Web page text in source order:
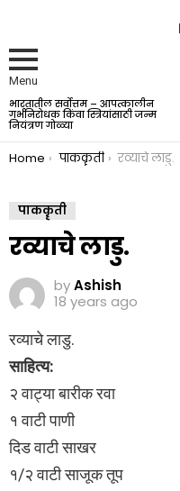
Menu
LATEST
STORIES
भारतातील सर्वोत्तम – आपत्कालीन
गर्भनिरोधक किंवा स्त्रियांसाठी जन्म
नियंत्रण गोळ्या
You are here:
Home पाककॄती रव्याचे लाडु.
पाककॄती
रव्याचे लाडु.
byAshish
18 years ago
रव्याचे लाडु.
साहित्य:
२ वाट्या बारीक रवा
१ वाटी पाणी
दिड वाटी साखर
१/२ वाटी साजूक तूप